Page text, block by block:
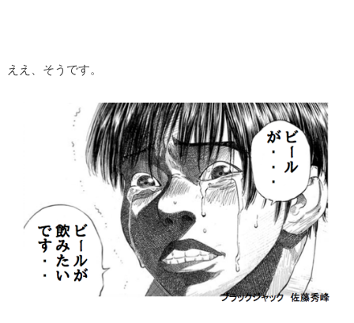
ええ、そうです。